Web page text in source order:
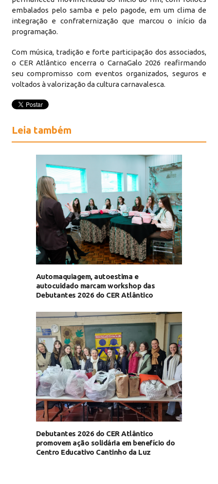
embalados pelo samba e pelo pagode, em um clima de
integração e confraternização que marcou o início da
programação.
Com música, tradição e forte participação dos associados,
o CER Atlântico encerra o CarnaGalo 2026 reafirmando
seu compromisso com eventos organizados, seguros e
voltados à valorização da cultura carnavalesca.
Leia também
Automaquiagem, autoestima e
autocuidado marcam workshop das
Debutantes 2026 do CER Atlântico
Debutantes 2026 do CER Atlântico
promovem ação solidária em benefício do
Centro Educativo Cantinho da Luz